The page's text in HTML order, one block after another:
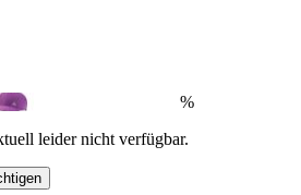
%
leider nicht verfügbar.